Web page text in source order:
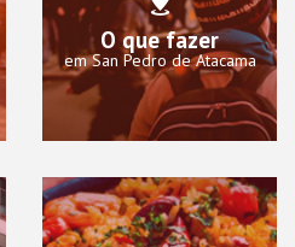
O que fazer
em San Pedro de Atacama